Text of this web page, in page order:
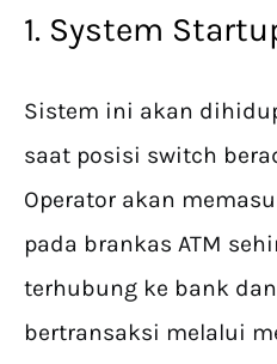
1. System
Sistem ini akan
saat posisi switch
Operator akan
pada brankas ATM
terhubung ke bank
bertransaksi melalui